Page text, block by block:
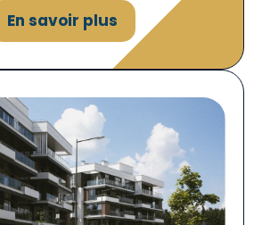
En savoir plus